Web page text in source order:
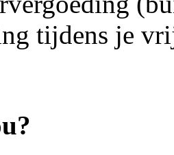
tijdens je